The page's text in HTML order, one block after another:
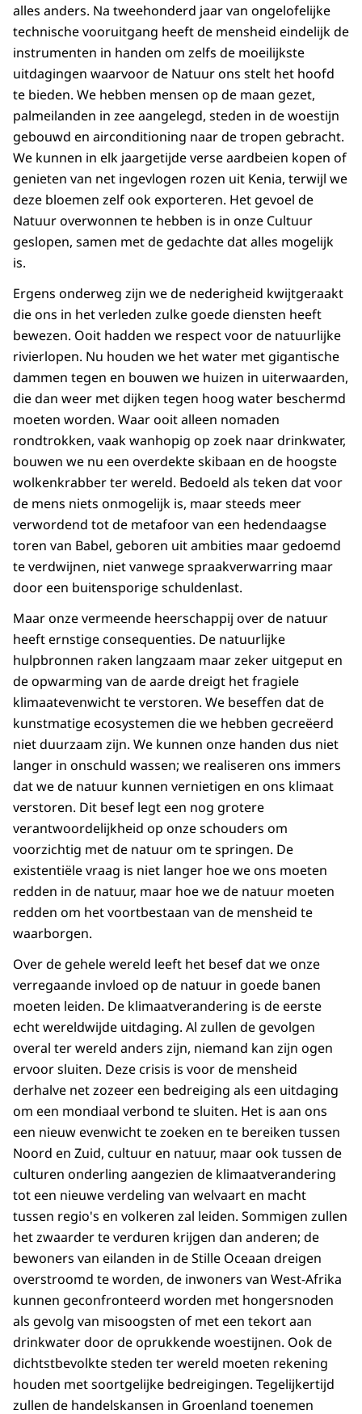
alles anders. Na tweehonderd jaar van ongelofelijke
technische vooruitgang heeft de mensheid eindelijk de
instrumenten in handen om zelfs de moeilijkste
uitdagingen waarvoor de Natuur ons stelt het hoofd
te bieden. We hebben mensen op de maan gezet,
palmeilanden in zee aangelegd, steden in de woestijn
gebouwd en airconditioning naar de tropen gebracht.
We kunnen in elk jaargetijde verse aardbeien kopen of
genieten van net ingevlogen rozen uit Kenia, terwijl we
deze bloemen zelf ook exporteren. Het gevoel de
Natuur overwonnen te hebben is in onze Cultuur
geslopen, samen met de gedachte dat alles mogelijk
is.
Ergens onderweg zijn we de nederigheid kwijtgeraakt
die ons in het verleden zulke goede diensten heeft
bewezen. Ooit hadden we respect voor de natuurlijke
rivierlopen. Nu houden we het water met gigantische
dammen tegen en bouwen we huizen in uiterwaarden,
die dan weer met dijken tegen hoog water beschermd
moeten worden. Waar ooit alleen nomaden
rondtrokken, vaak wanhopig op zoek naar drinkwater,
bouwen we nu een overdekte skibaan en de hoogste
wolkenkrabber ter wereld. Bedoeld als teken dat voor
de mens niets onmogelijk is, maar steeds meer
verwordend tot de metafoor van een hedendaagse
toren van Babel, geboren uit ambities maar gedoemd
te verdwijnen, niet vanwege spraakverwarring maar
door een buitensporige schuldenlast.
Maar onze vermeende heerschappij over de natuur
heeft ernstige consequenties. De natuurlijke
hulpbronnen raken langzaam maar zeker uitgeput en
de opwarming van de aarde dreigt het fragiele
klimaatevenwicht te verstoren. We beseffen dat de
kunstmatige ecosystemen die we hebben gecreëerd
niet duurzaam zijn. We kunnen onze handen dus niet
langer in onschuld wassen; we realiseren ons immers
dat we de natuur kunnen vernietigen en ons klimaat
verstoren. Dit besef legt een nog grotere
verantwoordelijkheid op onze schouders om
voorzichtig met de natuur om te springen. De
existentiële vraag is niet langer hoe we ons moeten
redden in de natuur, maar hoe we de natuur moeten
redden om het voortbestaan van de mensheid te
waarborgen.
Over de gehele wereld leeft het besef dat we onze
verregaande invloed op de natuur in goede banen
moeten leiden. De klimaatverandering is de eerste
echt wereldwijde uitdaging. Al zullen de gevolgen
overal ter wereld anders zijn, niemand kan zijn ogen
ervoor sluiten. Deze crisis is voor de mensheid
derhalve net zozeer een bedreiging als een uitdaging
om een mondiaal verbond te sluiten. Het is aan ons
een nieuw evenwicht te zoeken en te bereiken tussen
Noord en Zuid, cultuur en natuur, maar ook tussen de
culturen onderling aangezien de klimaatverandering
tot een nieuwe verdeling van welvaart en macht
tussen regio's en volkeren zal leiden. Sommigen zullen
het zwaarder te verduren krijgen dan anderen; de
bewoners van eilanden in de Stille Oceaan dreigen
overstroomd te worden, de inwoners van West-Afrika
kunnen geconfronteerd worden met hongersnoden
als gevolg van misoogsten of met een tekort aan
drinkwater door de oprukkende woestijnen. Ook de
dichtstbevolkte steden ter wereld moeten rekening
houden met soortgelijke bedreigingen. Tegelijkertijd
zullen de handelskansen in Groenland toenemen